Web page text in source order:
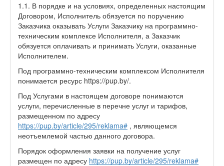
1.1. В порядке и на условиях, определенных настоящим
Договором, Исполнитель обязуется по поручению
Заказчика оказывать Услуги Заказчику на программно-
техническим комплексе Исполнителя, а Заказчик
обязуется оплачивать и принимать Услуги, оказанные
Исполнителем.
Под программно-техническим комплексом Исполнителя
понимается ресурс https://pup.by/.
Под Услугами в настоящем договоре понимаются
услуги, перечисленные в перечне услуг и тарифов,
размещенном по адресу
https://pup.by/article/295/reklama# , являющемся
неотъемлемой частью данного договора.
Порядок оформления заявки на получение услуг
размещен по адресу https://pup.by/article/295/reklama#